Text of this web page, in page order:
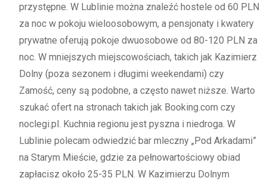
przystępne. W Lublinie można znaleźć hostele od 60 PLN
za noc w pokoju wieloosobowym, a pensjonaty i kwatery
prywatne oferują pokoje dwuosobowe od 80-120 PLN za
noc. W mniejszych miejscowościach, takich jak Kazimierz
Dolny (poza sezonem i długimi weekendami) czy
Zamość, ceny są podobne, a często nawet niższe. Warto
szukać ofert na stronach takich jak Booking.com czy
noclegi.pl. Kuchnia regionu jest pyszna i niedroga. W
Lublinie polecam odwiedzić bar mleczny „Pod Arkadami”
na Starym Mieście, gdzie za pełnowartościowy obiad
zapłacisz około 25-35 PLN. W Kazimierzu Dolnym